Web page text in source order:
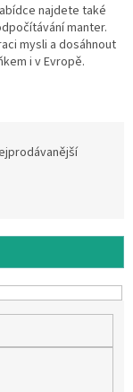
najdete také
manter.
mysli a dosáhnout
i v Evropě.